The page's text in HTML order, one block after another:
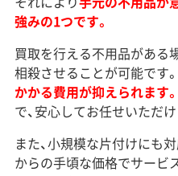
強みの1つです。
買取を行える不用品がある
相殺させることが可能です。
かかる費用が抑えられます。
で、安心してお任せいただけ
また、小規模な片付けにも
からの手頃な価格でサービ